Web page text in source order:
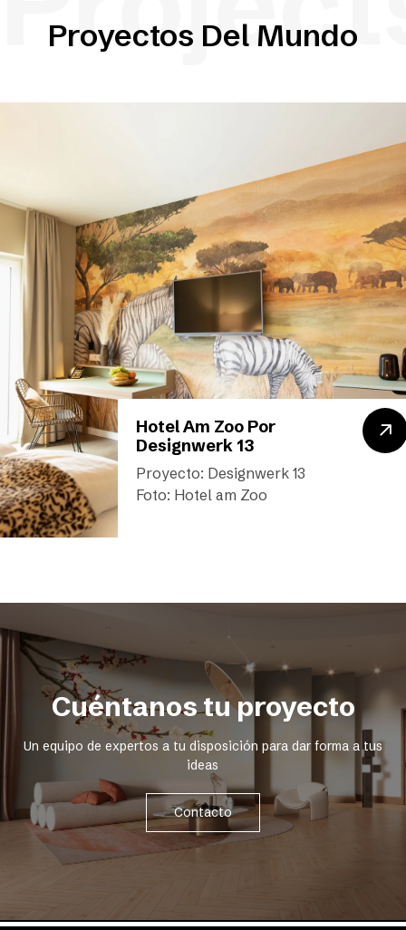
Proyectos Del Mundo
Hotel Am Zoo Por
Designwerk 13
Proyecto: Designwerk 13
Foto: Hotel am Zoo
Cuéntanos tu proyecto
Un equipo de expertos a tu disposición para dar forma a tus
ideas
Contacto